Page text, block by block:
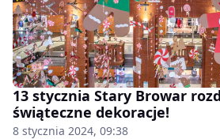
13 stycznia Stary Browar
świąteczne dekoracje!
8 stycznia 2024, 09:38